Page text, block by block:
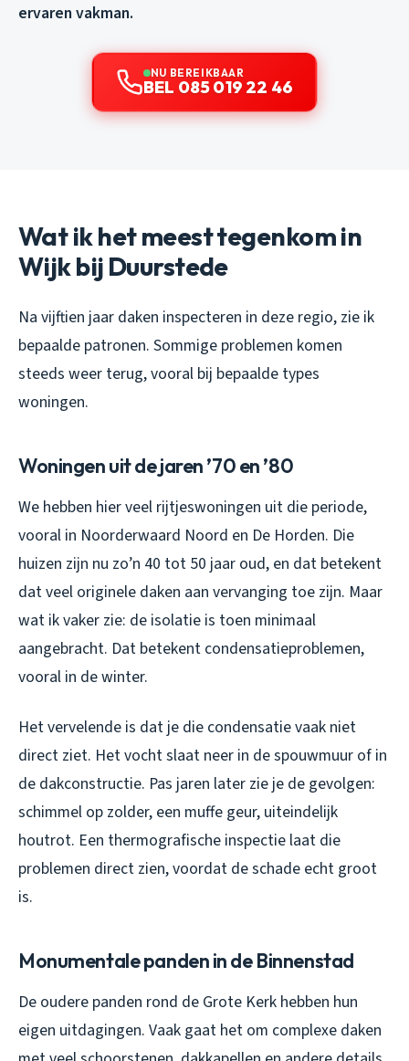
ervaren vakman.
NU BEREIKBAAR
BEL 085 019 22 46
Wat ik het meest tegenkom in
Wijk bij Duurstede
Na vijftien jaar daken inspecteren in deze regio, zie ik
bepaalde patronen. Sommige problemen komen
steeds weer terug, vooral bij bepaalde types
woningen.
Woningen uit de jaren ’70 en ’80
We hebben hier veel rijtjeswoningen uit die periode,
vooral in Noorderwaard Noord en De Horden. Die
huizen zijn nu zo’n 40 tot 50 jaar oud, en dat betekent
dat veel originele daken aan vervanging toe zijn. Maar
wat ik vaker zie: de isolatie is toen minimaal
aangebracht. Dat betekent condensatieproblemen,
vooral in de winter.
Het vervelende is dat je die condensatie vaak niet
direct ziet. Het vocht slaat neer in de spouwmuur of in
de dakconstructie. Pas jaren later zie je de gevolgen:
schimmel op zolder, een muffe geur, uiteindelijk
houtrot. Een thermografische inspectie laat die
problemen direct zien, voordat de schade echt groot
is.
Monumentale panden in de Binnenstad
De oudere panden rond de Grote Kerk hebben hun
eigen uitdagingen. Vaak gaat het om complexe daken